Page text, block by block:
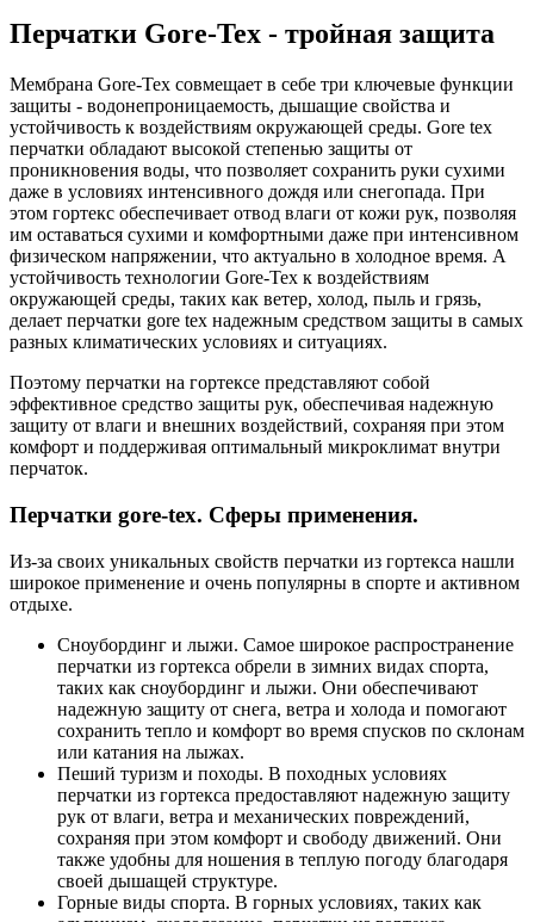
Перчатки Gore-Tex - тройная защита
Мембрана Gore-Tex совмещает в себе три ключевые функции
защиты - водонепроницаемость, дышащие свойства и
устойчивость к воздействиям окружающей среды. Gore tex
перчатки обладают высокой степенью защиты от
проникновения воды, что позволяет сохранить руки сухими
даже в условиях интенсивного дождя или снегопада. При
этом гортекс обеспечивает отвод влаги от кожи рук, позволяя
им оставаться сухими и комфортными даже при интенсивном
физическом напряжении, что актуально в холодное время. А
устойчивость технологии Gore-Tex к воздействиям
окружающей среды, таких как ветер, холод, пыль и грязь,
делает перчатки gore tex надежным средством защиты в самых
разных климатических условиях и ситуациях.
Поэтому перчатки на гортексе представляют собой
эффективное средство защиты рук, обеспечивая надежную
защиту от влаги и внешних воздействий, сохраняя при этом
комфорт и поддерживая оптимальный микроклимат внутри
перчаток.
Перчатки gore-tex. Сферы применения.
Из-за своих уникальных свойств перчатки из гортекса нашли
широкое применение и очень популярны в спорте и активном
отдыхе.
Сноубординг и лыжи. Самое широкое распространение
перчатки из гортекса обрели в зимних видах спорта,
таких как сноубординг и лыжи. Они обеспечивают
надежную защиту от снега, ветра и холода и помогают
сохранить тепло и комфорт во время спусков по склонам
или катания на лыжах.
Пеший туризм и походы. В походных условиях
перчатки из гортекса предоставляют надежную защиту
рук от влаги, ветра и механических повреждений,
сохраняя при этом комфорт и свободу движений. Они
также удобны для ношения в теплую погоду благодаря
своей дышащей структуре.
Горные виды спорта. В горных условиях, таких как